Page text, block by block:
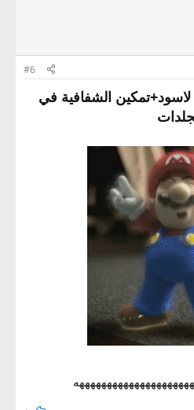
#6
ثيم ديجو لاسود+تمكين الشفافية في